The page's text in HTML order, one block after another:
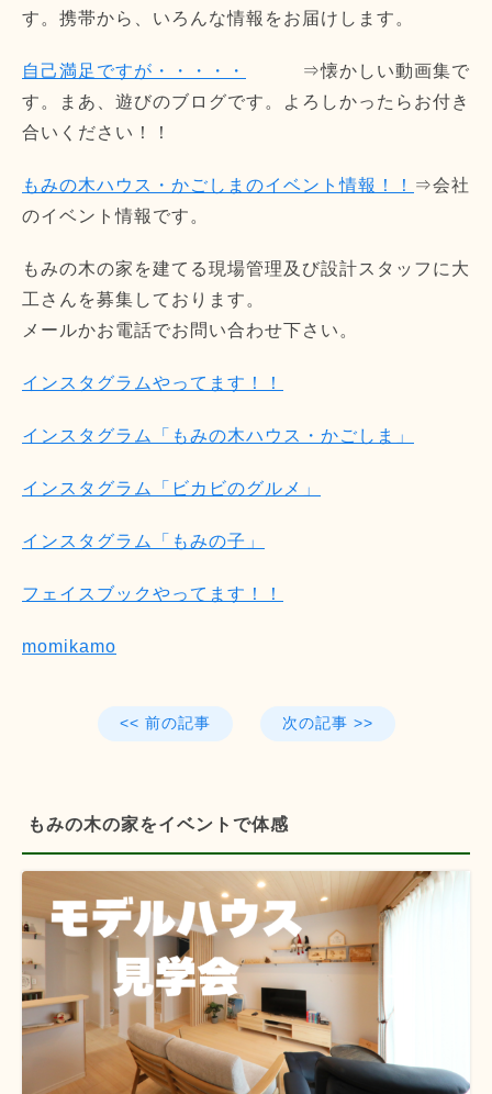
す。携帯から、いろんな情報をお届けします。
自己満足ですが・・・・・
⇒懐かしい動画集で
す。まあ、遊びのブログです。よろしかったらお付き
合いください！！
もみの木ハウス・かごしまのイベント情報！！ ⇒会社
のイベント情報です。
もみの木の家を建てる現場管理及び設計スタッフに大
工さんを募集しております。
メールかお電話でお問い合わせ下さい。
インスタグラムやってます！！
インスタグラム「もみの木ハウス・かごしま」
インスタグラム「ビカビのグルメ」
インスタグラム「もみの子」
フェイスブックやってます！！
momikamo
<< 前の記事 次の記事 >>
もみの木の家をイベントで体感